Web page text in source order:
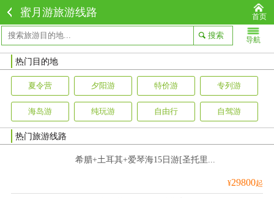
蜜月游旅游线路 首页
导航
热门目的地
夏令营 夕阳游 特价游 专列游
海岛游 纯玩游 自由行 自驾游
热门旅游线路
希腊+土耳其+爱琴海15日游[圣托里...
¥29800起